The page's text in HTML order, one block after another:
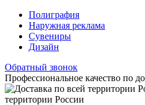
Полиграфия
Наружная реклама
Сувениры
Дизайн
Обратный звонок
Профессиональное качество по
территории России